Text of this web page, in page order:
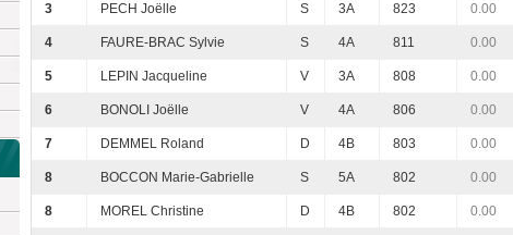
3 PECH Joëlle S 3A 823 0.00
4 FAURE-BRAC Sylvie S 4A 811 0.00
5 LEPIN Jacqueline V 3A 808 0.00
6 BONOLI Joëlle V 4A 806 0.00
7 DEMMEL Roland D 4B 803 0.00
8 BOCCON Marie-Gabrielle S 5A 802 0.00
8 MOREL Christine D 4B 802 0.00